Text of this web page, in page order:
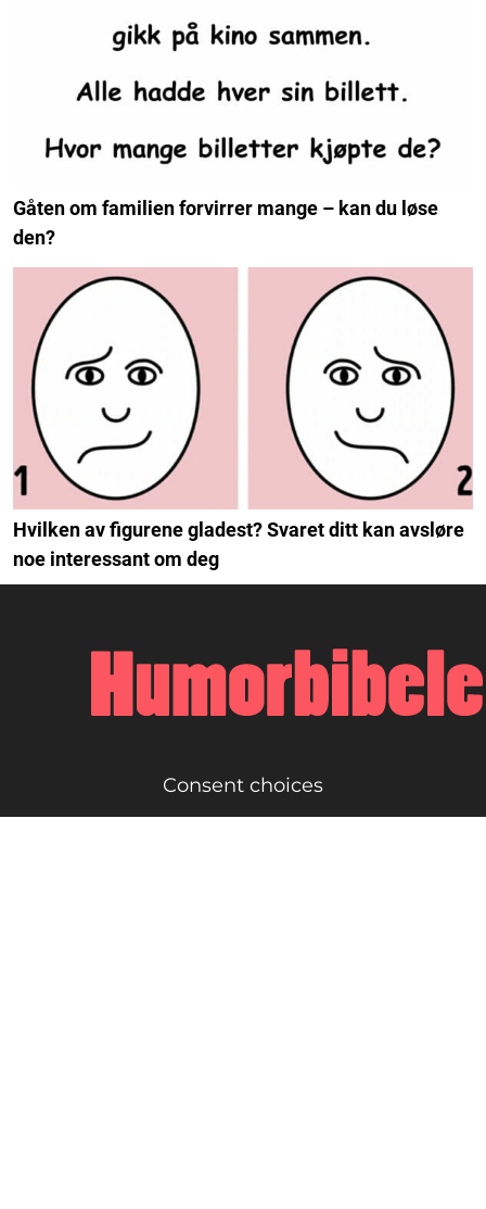
Gåten om familien forvirrer mange – kan du løse
den?
Hvilken av figurene gladest? Svaret ditt kan avsløre
noe interessant om deg
Consent choices